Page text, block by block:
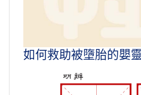
如何救助被墮胎的嬰